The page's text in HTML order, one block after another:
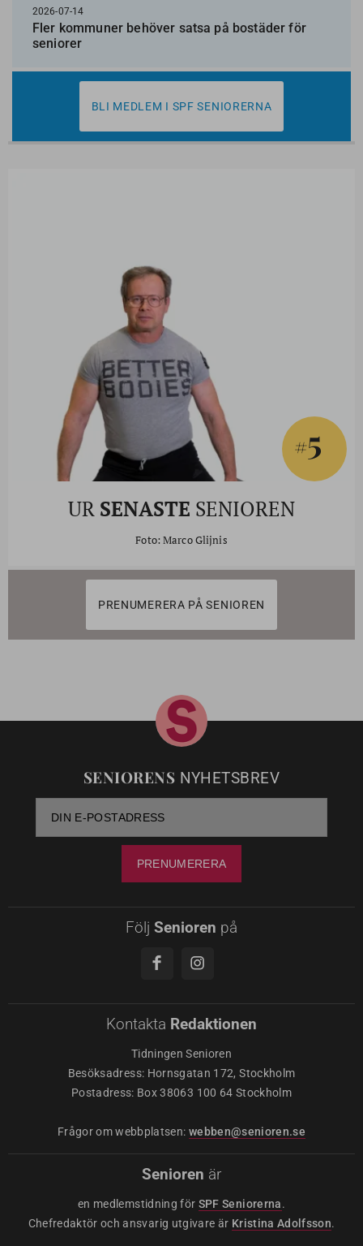
2026-07-14
Fler kommuner behöver satsa på bostäder för
seniorer
BLI MEDLEM I SPF SENIORERNA
#5
UR SENASTE SENIOREN
Foto: Marco Glijnis
PRENUMERERA PÅ SENIOREN
SENIORENS NYHETSBREV
Följ Senioren på
Kontakta Redaktionen
Tidningen Senioren
Besöksadress: Hornsgatan 172, Stockholm
Postadress: Box 38063 100 64 Stockholm
Frågor om webbplatsen: webben@senioren.se
Senioren är
en medlemstidning för SPF Seniorerna.
Chefredaktör och ansvarig utgivare är Kristina Adolfsson.